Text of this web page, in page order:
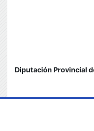
Diputación Provincial